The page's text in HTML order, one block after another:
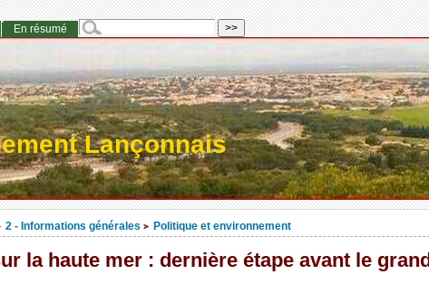
Lançonnais
2 - Informations générales > Politique et environnement
la haute mer : dernière étape avant le grand
En résumé